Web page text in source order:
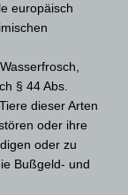
europäisch
§ 44 Abs.
dieser Arten
oder ihre
oder zu
Bußgeld- und